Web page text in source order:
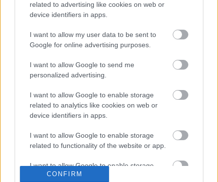
related to advertising like cookies on web or
device identifiers in apps.
I want to allow my user data to be sent to
Google for online advertising purposes.
I want to allow Google to send me
personalized advertising.
I want to allow Google to enable storage
related to analytics like cookies on web or
device identifiers in apps.
I want to allow Google to enable storage
related to functionality of the website or app.
I want to allow Google to enable storage
related to personalization.
CONFIRM
Posible alineación:Asenjo – Rubén Peña (Foyth), Albiol,
Pau Torres, Pedraza – Capoue (Foyth), Parejo, Trigueros,
Moi Gómez (Yéremi, Chukwueze) – Gerard Moreno, Paco
Alcácer (Bacca).
Estos jugadores son baja:
Mario Gaspar (lesión
muscular), Alberto Moreno (lesión de rodilla), Iborra (lesión
Estos jugadores son duda:
Posibles cambios en la alineación:
alguna rotación tras el partido de Europa League. Foyth
puede jugar en el lateral derecho o centro del campo por
de entrar en el once, al igual que el recuperado Samu
Chukwueze. Bacca podría dar descanso a Alcácer..